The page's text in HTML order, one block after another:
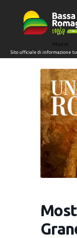
Home
Mostre